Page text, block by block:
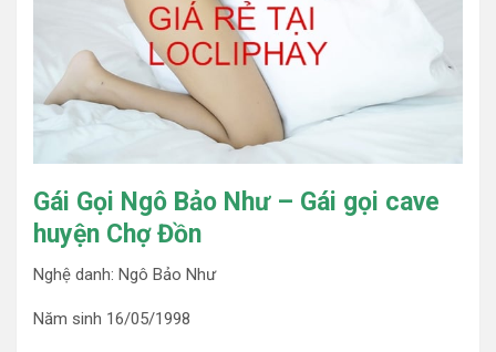
Gái Gọi Ngô Bảo Như – Gái gọi cave
huyện Chợ Đồn
Nghệ danh: Ngô Bảo Như
Năm sinh 16/05/1998